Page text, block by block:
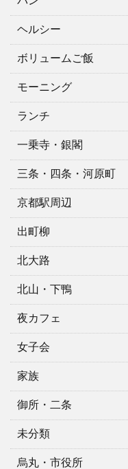
ヘルシー
ボリュームご飯
モーニング
ランチ
一乗寺・銀閣
三条・四条・河原町
京都駅周辺
出町柳
北大路
北山・下鴨
夜カフェ
女子会
家族
御所・二条
未分類
烏丸・市役所